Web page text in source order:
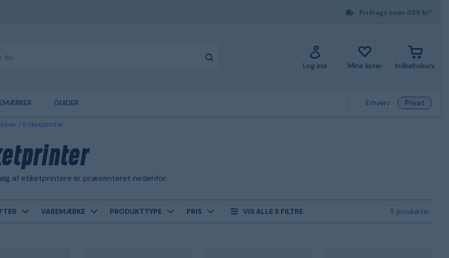
Fri fragt over 499 kr*
Log ind Mine lister Indkøbskurv
GUIDER Erhverv Privat
Etiketprinter
af etiketprintere er præsenteret nedenfor.
VAREMÆRKE PRODUKTTYPE PRIS VIS ALLE 5 FILTRE 5 produkter